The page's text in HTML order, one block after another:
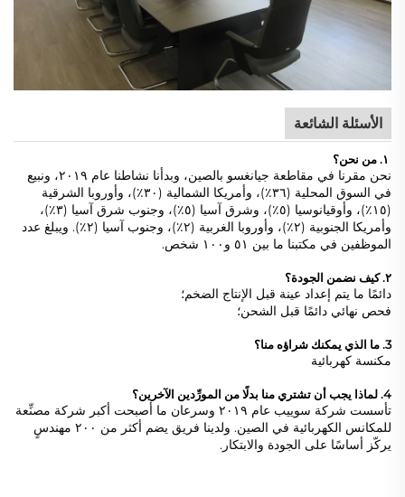
الأسئلة الشائعة
١. من نحن؟
نحن مقرنا في مقاطعة جيانغسو بالصين، وبدأنا نشاطنا عام ٢٠١٩، ونبيع
في السوق المحلية (٣٦٪)، وأمريكا الشمالية (٣٠٪)، وأوروبا الشرقية
(١٥٪)، وأوقيانوسيا (٥٪)، وشرق آسيا (٥٪)، وجنوب شرق آسيا (٣٪)،
وأمريكا الجنوبية (٢٪)، وأوروبا الغربية (٢٪)، وجنوب آسيا (٢٪). ويبلغ عدد
الموظفين في مكتبنا ما بين ٥١ و١٠٠ شخص.
٢. كيف نضمن الجودة؟
دائمًا ما يتم إعداد عينة قبل الإنتاج الضخم؛
فحص نهائي دائمًا قبل الشحن؛
3. ما الذي يمكنك شراؤه منا؟
مكنسة كهربائية
4. لماذا يجب أن تشتري منا بدلًا من المورِّدين الآخرين؟
تأسست شركة سوييب عام ٢٠١٩ وسرعان ما أصبحت أكبر شركة مصنِّعة
للمكانس الكهربائية في الصين. ولدينا فريق يضم أكثر من ٢٠٠ مهندسٍ
يركّز أساسًا على الجودة والابتكار.